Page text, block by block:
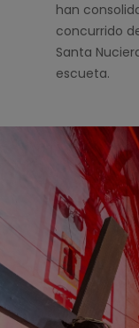
han
concurrido
Santa
escueta.